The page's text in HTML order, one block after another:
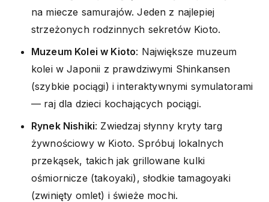
na miecze samurajów. Jeden z najlepiej
strzeżonych rodzinnych sekretów Kioto.
Muzeum Kolei w Kioto: Największe muzeum
kolei w Japonii z prawdziwymi Shinkansen
(szybkie pociągi) i interaktywnymi symulatorami
— raj dla dzieci kochających pociągi.
Rynek Nishiki: Zwiedzaj słynny kryty targ
żywnościowy w Kioto. Spróbuj lokalnych
przekąsek, takich jak grillowane kulki
ośmiornicze (takoyaki), słodkie tamagoyaki
(zwinięty omlet) i świeże mochi.